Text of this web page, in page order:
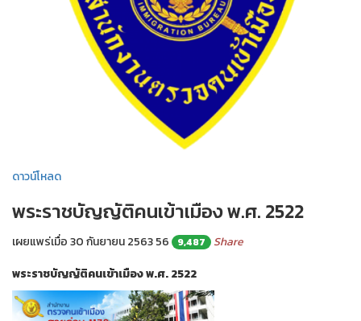
ดาวน์โหลด
พระราชบัญญัติคนเข้าเมือง พ.ศ. 2522
เผยแพร่เมื่อ 30 กันยายน 256356 9,487
Share
พระราชบัญญัติคนเข้าเมือง พ.ศ. 2522